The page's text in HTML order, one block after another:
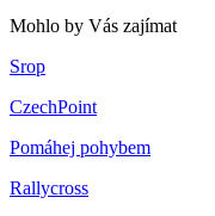
Mohlo by Vás zajímat
Srop
CzechPoint
Pomáhej pohybem
Rallycross